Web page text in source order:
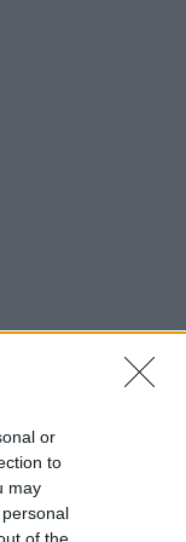
or
to
may
of the